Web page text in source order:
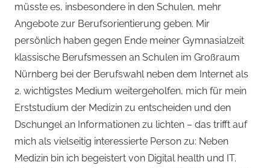
müsste es, insbesondere in den Schulen, mehr
Angebote zur Berufsorientierung geben. Mir
persönlich haben gegen Ende meiner Gymnasialzeit
klassische Berufsmessen an Schulen im Großraum
Nürnberg bei der Berufswahl neben dem Internet als
2. wichtigstes Medium weitergeholfen, mich für mein
Erststudium der Medizin zu entscheiden und den
Dschungel an Informationen zu lichten – das trifft auf
mich als vielseitig interessierte Person zu: Neben
Medizin bin ich begeistert von Digital health und IT.